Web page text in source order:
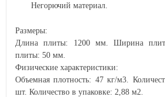
Негорючий материал.
Размеры:
Длина плиты: 1200 мм. Ширина
плиты: 50 мм.
Физические характеристики:
Объемная плотность: 47 кг/м3.
шт. Количество в упаковке: 2,88 м2.